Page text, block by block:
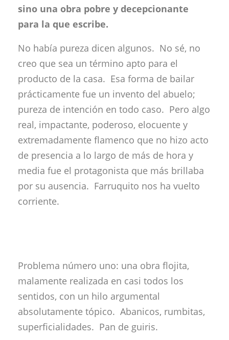
sino una obra pobre y decepcionante
para la que escribe.
No había pureza dicen algunos. No sé, no
creo que sea un término apto para el
producto de la casa. Esa forma de bailar
prácticamente fue un invento del abuelo;
pureza de intención en todo caso. Pero algo
real, impactante, poderoso, elocuente y
extremadamente flamenco que no hizo acto
de presencia a lo largo de más de hora y
media fue el protagonista que más brillaba
por su ausencia. Farruquito nos ha vuelto
corriente.
Problema número uno: una obra flojita,
malamente realizada en casi todos los
sentidos, con un hilo argumental
absolutamente tópico. Abanicos, rumbitas,
superficialidades. Pan de guiris.